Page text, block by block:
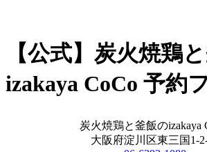
【公式】炭火焼鶏
izakaya CoCo 予約
炭火焼鶏と釜飯のizakaya
大阪府淀川区東三国1-